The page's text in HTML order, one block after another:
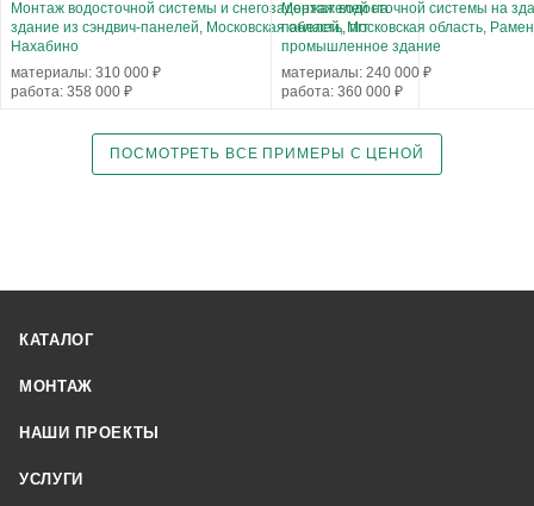
Монтаж водосточной системы и снегозадержателей на
здание из сэндвич-панелей, Московская область, пгт
Нахабино
материалы: 310 000 ₽
работа: 358 000 ₽
Монтаж водосточной системы на
панелей, Московская область,
промышленное здание
материалы: 240 000 ₽
работа: 360 000 ₽
ПОСМОТРЕТЬ ВСЕ ПРИМЕРЫ С ЦЕНОЙ
КАТАЛОГ
МОНТАЖ
НАШИ ПРОЕКТЫ
УСЛУГИ